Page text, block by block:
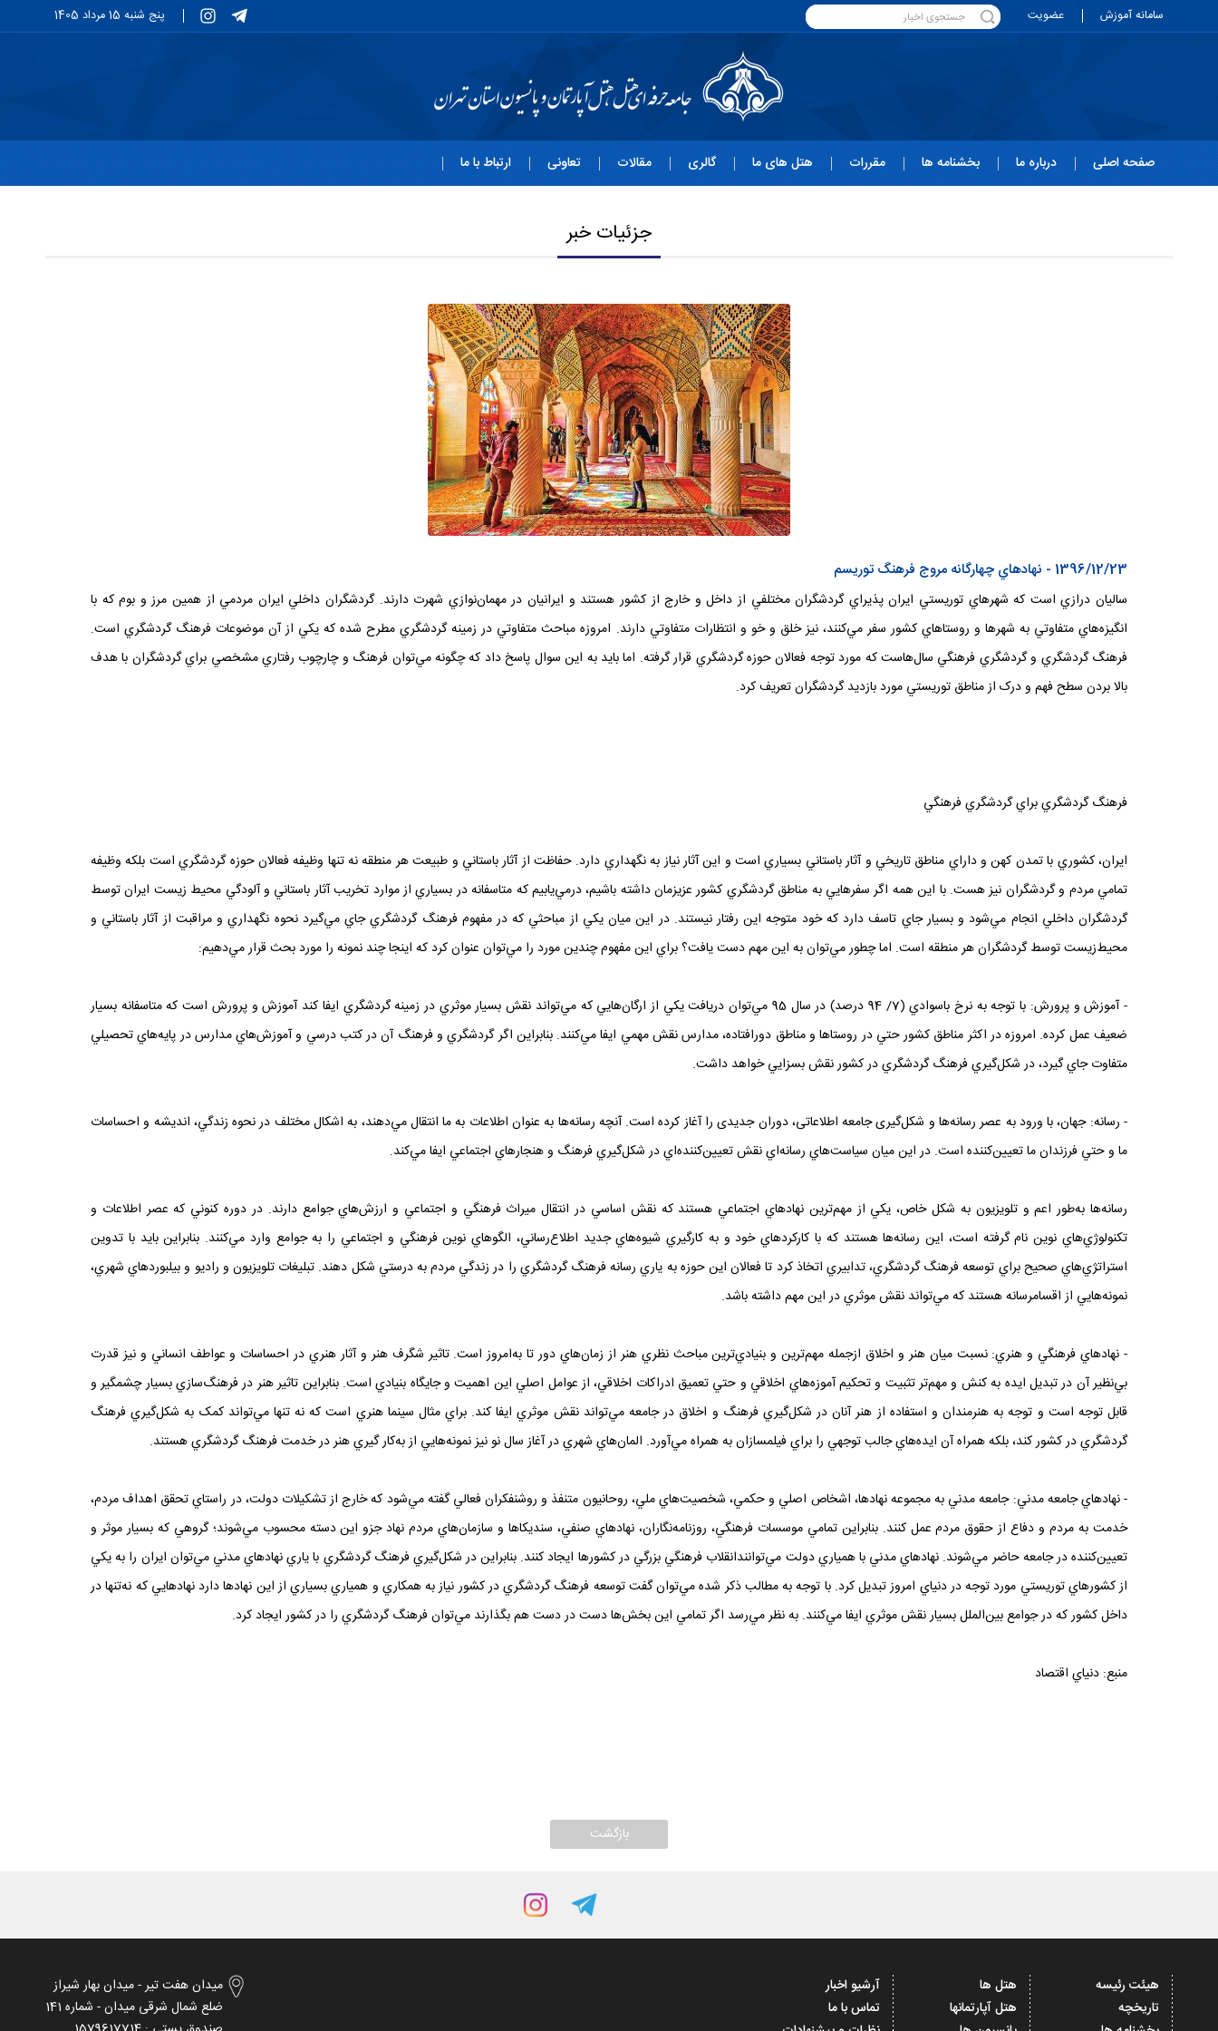
سامانه آموزش عضویت پنج شنبه 15 مرداد 1405
صفحه اصلی درباره ما بخشنامه ها مقررات هتل های ما گالری مقالات تعاونی ارتباط با ما
جزئیات خبر
1396/12/23 - نهادهاي چهارگانه مروج فرهنگ توريسم
ساليان درازي است که شهرهاي توريستي ايران پذيراي گردشگران مختلفي از داخل و خارج از کشور هستند و ايرانيان در مهمان‌نوازي شهرت دارند. گردشگران داخلي ايران مردمي ‌از همين مرز و بوم که با
انگيزه‌هاي متفاوتي به شهرها و روستاهاي کشور سفر مي‌کنند، نيز خلق و خو و انتظارات متفاوتي دارند. امروزه مباحث متفاوتي در زمينه گردشگري مطرح شده که يکي از آن موضوعات فرهنگ گردشگري است.
فرهنگ گردشگري و گردشگري فرهنگي سال‌هاست که مورد توجه فعالان حوزه گردشگري قرار گرفته. اما بايد به اين سوال پاسخ داد که چگونه مي‌توان فرهنگ و چارچوب رفتاري مشخصي براي گردشگران با هدف
بالا بردن سطح فهم و درک از مناطق توريستي مورد بازديد گردشگران تعريف کرد.
فرهنگ گردشگري براي گردشگري فرهنگي
ايران، کشوري با تمدن کهن و داراي مناطق تاريخي و آثار باستاني بسياري است و اين آثار نياز به نگهداري دارد. حفاظت از آثار باستاني و طبيعت هر منطقه نه تنها وظيفه فعالان حوزه گردشگري است بلکه وظيفه
تمامي مردم و گردشگران نيز هست. با اين همه اگر سفرهايي به مناطق گردشگري کشور عزيزمان داشته باشيم، درمي‌يابيم که متاسفانه در بسياري از موارد تخريب آثار باستاني و آلودگي محيط زيست ايران توسط
گردشگران داخلي انجام مي‌شود و بسيار جاي تاسف دارد که خود متوجه اين رفتار نيستند. در اين ميان يکي از مباحثي که در مفهوم فرهنگ گردشگري جاي مي‌گيرد نحوه نگهداري و مراقبت از آثار باستاني و
محيط‌زيست توسط گردشگران هر منطقه است. اما چطور مي‌توان به اين مهم دست يافت؟ براي اين مفهوم چندين مورد را مي‌توان عنوان کرد که اينجا چند نمونه را مورد بحث قرار مي‌دهيم:
- آموزش و پرورش: با توجه به نرخ باسوادي (7/ 94 درصد) در سال 95 مي‌توان دريافت يکي از ارگان‌هايي که مي‌تواند نقش بسيار موثري در زمينه گردشگري ايفا کند آموزش و پرورش است که متاسفانه بسيار
ضعيف عمل کرده. امروزه در اکثر مناطق کشور حتي در روستاها و مناطق دورافتاده، مدارس نقش مهمي ‌ايفا مي‌کنند. بنابراين اگر گردشگري و فرهنگ آن در کتب درسي و آموزش‌هاي مدارس در پايه‌هاي تحصيلي
متفاوت جاي گيرد، در شکل‌گيري فرهنگ گردشگري در کشور نقش بسزايي خواهد داشت.
- رسانه: جهان، با ورود به عصر رسانه‌‌ها و شکل‌‌گيرى جامعه اطلاعاتى، دوران جديدى را آغاز کرده است. آنچه رسانه‌ها به عنوان اطلاعات به ما انتقال مي‌دهند، به اشکال مختلف در نحوه زندگي، انديشه و احساسات
ما و حتي فرزندان ما تعيين‌کننده است. در اين ميان سياست‌هاي رسانه‌اي نقش تعيين‌کننده‌اي در شکل‌گيري فرهنگ و هنجارهاي اجتماعي ايفا مي‌کند.
رسانه‌ها به‌طور اعم و تلويزيون به شکل خاص، يکي از مهم‌ترين نهادهاي اجتماعي هستند که نقش اساسي در انتقال ميراث فرهنگي و اجتماعي و ارزش‌هاي جوامع دارند. در دوره کنوني که عصر اطلاعات و
تکنولوژي‌هاي نوين نام گرفته است، اين رسانه‌ها هستند که با کارکردهاي خود و به کارگيري شيوه‌هاي جديد اطلاع‌رساني، الگوهاي نوين فرهنگي و اجتماعي را به جوامع وارد مي‌کنند. بنابراين بايد با تدوين
استراتژي‌هاي صحيح براي توسعه فرهنگ گردشگري، تدابيري اتخاذ کرد تا فعالان اين حوزه به ياري رسانه فرهنگ گردشگري را در زندگي مردم به درستي شکل دهند. تبليغات تلويزيون و راديو و بيلبورد‌هاي شهري،
نمونه‌هايي از اقسامرسانه هستند که مي‌تواند نقش موثري در اين مهم داشته باشد.
- نهادهاي فرهنگي و هنري: نسبت ميان هنر و اخلاق ازجمله مهم‌ترين و بنيادي‌ترين مباحث نظري هنر از زمان‌هاي دور تا به‌امروز است. تاثير شگرف هنر و آثار هنري در احساسات و عواطف انساني و نيز قدرت
بي‌نظير آن در تبديل ايده به کنش و مهم‌تر تثبيت و تحکيم آموزه‌هاي اخلاقي و حتي تعميق ادراکات اخلاقي، از عوامل اصلي اين اهميت و جايگاه بنيادي است. بنابراين تاثير هنر در فرهنگ‌سازي بسيار چشمگير و
قابل توجه است و توجه به هنرمندان و استفاده از هنر آنان در شکل‌گيري فرهنگ و اخلاق در جامعه مي‌تواند نقش موثري ايفا کند. براي مثال سينما هنري است که نه تنها مي‌تواند کمک به شکل‌گيري فرهنگ
گردشگري در کشور کند، بلکه همراه آن ايده‌هاي جالب توجهي را براي فيلمسازان به همراه مي‌آورد. المان‌هاي شهري در آغاز سال نو نيز نمونه‌هايي از به‌کار گيري هنر در خدمت فرهنگ گردشگري هستند.
- نهادهاي جامعه مدني: جامعه مدني به مجموعه نهاد‌ها، اشخاص اصلي و حکمي، شخصيت‌هاي ملي، روحانيون متنفذ و روشنفکران فعالي گفته مي‌شود که خارج از تشکيلات دولت، در راستاي تحقق اهداف مردم،
خدمت به مردم و دفاع از حقوق مردم عمل کنند. بنابراين تمامي موسسات فرهنگي، روزنامه‌نگاران، نهادهاي صنفي، سنديکاها و سازمان‌هاي مردم نهاد جزو اين دسته محسوب مي‌شوند؛ گروهي که بسيار موثر و
تعيين‌کننده در جامعه حاضر مي‌شوند. نهاد‌هاي مدني با همياري دولت مي‌توانندانقلاب فرهنگي بزرگي در کشورها ايجاد کنند. بنابراين در شکل‌گيري فرهنگ گردشگري با ياري نهادهاي مدني مي‌توان ايران را به يکي
از کشورهاي توريستي مورد توجه در دنياي امروز تبديل کرد. با توجه به مطالب ذکر شده مي‌توان گفت توسعه فرهنگ گردشگري در کشور نياز به همکاري و همياري بسياري از اين نهادها دارد نهادهايي که نه‌تنها در
داخل کشور که در جوامع بين‌الملل بسيار نقش موثري ايفا مي‌کنند. به نظر مي‌رسد اگر تمامي اين بخش‌ها دست در دست هم بگذارند مي‌توان فرهنگ گردشگري را در کشور ايجاد کرد.
منبع: دنياي اقتصاد
میدان هفت تیر - میدان بهار شیراز
ضلع شمال شرقی میدان - شماره 141
هیئت رئیسه
تاریخچه
هتل ها
هتل آپارتمانها
آرشیو اخبار
تماس با ما